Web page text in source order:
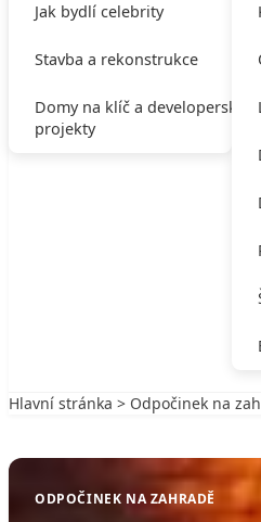
Jak bydlí celebrity
Stavba a rekonstrukce
Domy na klíč a developerské
projekty
Hlavní stránka > Odpočinek na
ODPOČINEK NA ZAHRADĚ